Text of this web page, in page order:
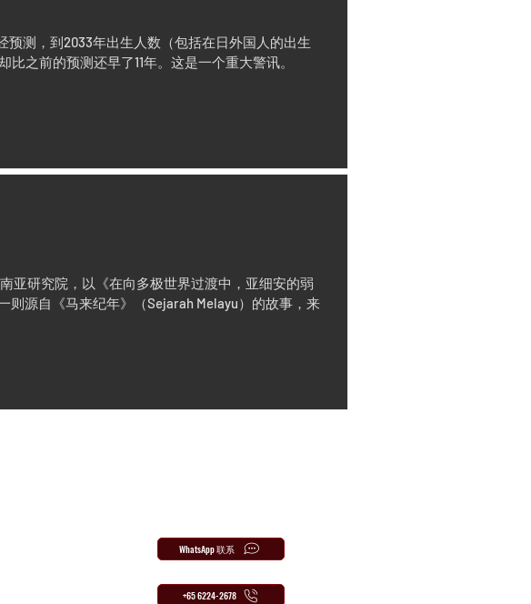
预测，到2033年出生人数（包括在日外国人的出生
之前的预测还早了11年。这是一个重大警讯。
亚研究院，以《在向多极世界过渡中，亚细安的弱
源自《马来纪年》（Sejarah Melayu）的故事，来
WhatsApp 联系
+65 6224-2678